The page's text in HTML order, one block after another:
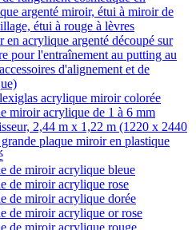
argenté miroir, étui à miroir de
étui à rouge à lèvres
en acrylique argenté découpé sur
pour l'entraînement au putting au
d'alignement et de
acrylique miroir colorée
miroir acrylique de 1 à 6 mm
2,44 m x 1,22 m (1220 x 2440
plaque miroir en plastique
de miroir acrylique bleue
de miroir acrylique rose
de miroir acrylique dorée
de miroir acrylique or rose
de miroir acrylique rouge